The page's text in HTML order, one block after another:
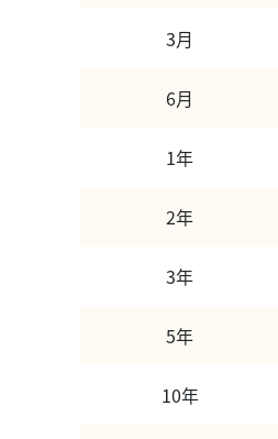
3月
6月
1年
2年
3年
5年
10年